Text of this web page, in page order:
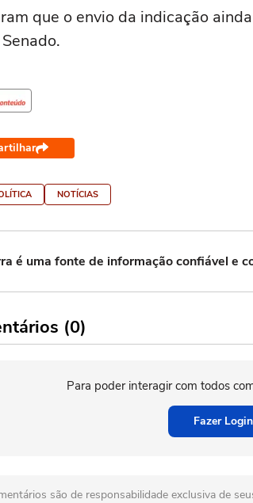
que o envio da indicação
NOTÍCIAS
é uma fonte de informação confiável e
(0)
Para poder interagir com todos
Fazer
são de responsabilidade exclusiva de